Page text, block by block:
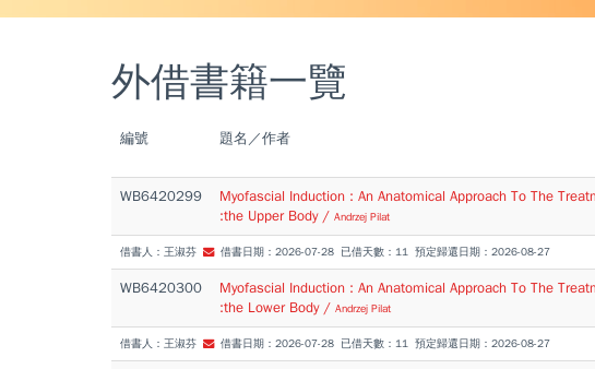
外借書籍一覽
編號 題名／作者
WB6420299
Myofascial Induction : An Anatomical Approach To The
:the Upper Body/ Andrzej Pilat
借書人：王淑芬 借書日期：2026-07-28 已借天數：11 預定歸還日期：2026-08-27
WB6420300
Myofascial Induction : An Anatomical Approach To The
:the Lower Body/ Andrzej Pilat
借書人：王淑芬 借書日期：2026-07-28 已借天數：11 預定歸還日期：2026-08-27